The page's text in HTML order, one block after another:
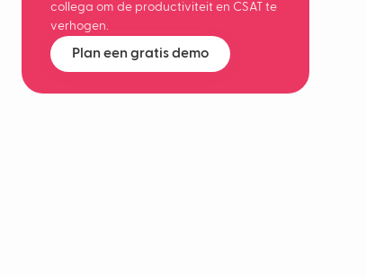
collega om de productiviteit en CSAT te
verhogen.
Plan een gratis demo